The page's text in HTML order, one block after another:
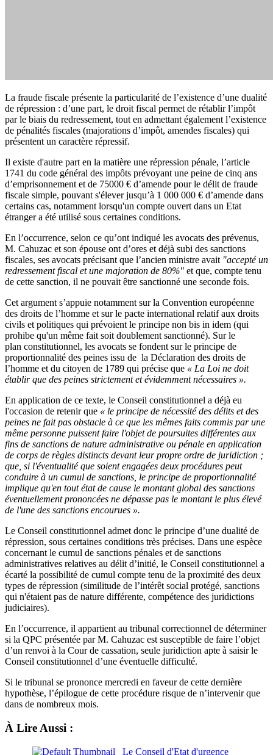
La fraude fiscale présente la particularité de l’existence d’une dualité
de répression : d’une part, le droit fiscal permet de rétablir l’impôt
par le biais du redressement, tout en admettant également l’existence
de pénalités fiscales (majorations d’impôt, amendes fiscales) qui
présentent un caractère répressif.
Il existe d'autre part en la matière une répression pénale, l’article
1741 du code général des impôts prévoyant une peine de cinq ans
d’emprisonnement et de 75000 € d’amende pour le délit de fraude
fiscale simple, pouvant s'élever jusqu’à 1 000 000 € d’amende dans
certains cas, notamment lorsqu'un compte ouvert dans un Etat
étranger a été utilisé sous certaines conditions.
En l’occurrence, selon ce qu’ont indiqué les avocats des prévenus,
M. Cahuzac et son épouse ont d’ores et déjà subi des sanctions
fiscales, ses avocats précisant que l’ancien ministre avait "accepté un
redressement fiscal et une majoration de 80%" et que, compte tenu
de cette sanction, il ne pouvait être sanctionné une seconde fois.
Cet argument s’appuie notamment sur la Convention européenne
des droits de l’homme et sur le pacte international relatif aux droits
civils et politiques qui prévoient le principe non bis in idem (qui
prohibe qu'un même fait soit doublement sanctionné). Sur le
plan constitutionnel, les avocats se fondent sur le principe de
proportionnalité des peines issu de la Déclaration des droits de
l’homme et du citoyen de 1789 qui précise que « La Loi ne doit
établir que des peines strictement et évidemment nécessaires ».
En application de ce texte, le Conseil constitutionnel a déjà eu
l'occasion de retenir que « le principe de nécessité des délits et des
peines ne fait pas obstacle à ce que les mêmes faits commis par une
même personne puissent faire l'objet de poursuites différentes aux
fins de sanctions de nature administrative ou pénale en application
de corps de règles distincts devant leur propre ordre de juridiction ;
que, si l'éventualité que soient engagées deux procédures peut
conduire à un cumul de sanctions, le principe de proportionnalité
implique qu'en tout état de cause le montant global des sanctions
éventuellement prononcées ne dépasse pas le montant le plus élevé
de l'une des sanctions encourues ».
Le Conseil constitutionnel admet donc le principe d’une dualité de
répression, sous certaines conditions très précises. Dans une espèce
concernant le cumul de sanctions pénales et de sanctions
administratives relatives au délit d’initié, le Conseil constitutionnel a
écarté la possibilité de cumul compte tenu de la proximité des deux
types de répression (similitude de l’intérêt social protégé, sanctions
qui n'étaient pas de nature différente, compétence des juridictions
judiciaires).
En l’occurrence, il appartient au tribunal correctionnel de déterminer
si la QPC présentée par M. Cahuzac est susceptible de faire l’objet
d’un renvoi à la Cour de cassation, seule juridiction apte à saisir le
Conseil constitutionnel d’une éventuelle difficulté.
Si le tribunal se prononce mercredi en faveur de cette dernière
hypothèse, l’épilogue de cette procédure risque de n’intervenir que
dans de nombreux mois.
À Lire Aussi :
Le Conseil d'Etat d'urgence